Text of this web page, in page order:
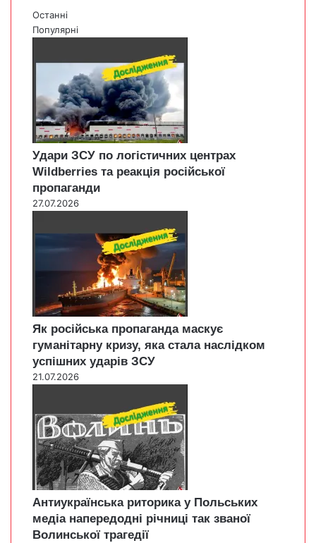
Останні
Популярні
Удари ЗСУ по логістичних центрах
Wildberries та реакція російської
пропаганди
27.07.2026
Як російська пропаганда маскує
гуманітарну кризу, яка стала наслідком
успішних ударів ЗСУ
21.07.2026
Антиукраїнська риторика у Польських
медіа напередодні річниці так званої
Волинської трагедії